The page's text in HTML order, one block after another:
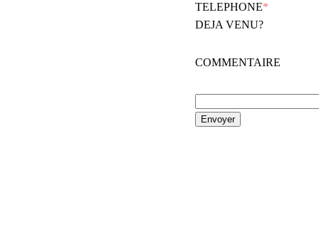
TELEPHONE*
DEJA VENU?
COMMENTAIRE